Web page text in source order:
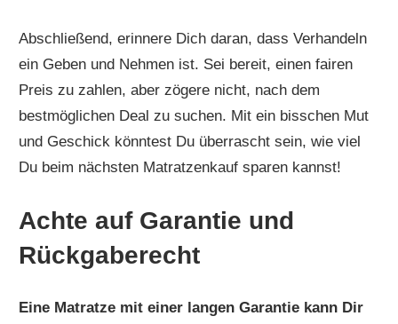
Abschließend, erinnere Dich daran, dass Verhandeln
ein Geben und Nehmen ist. Sei bereit, einen fairen
Preis zu zahlen, aber zögere nicht, nach dem
bestmöglichen Deal zu suchen. Mit ein bisschen Mut
und Geschick könntest Du überrascht sein, wie viel
Du beim nächsten Matratzenkauf sparen kannst!
Achte auf Garantie und
Rückgaberecht
Eine Matratze mit einer langen Garantie kann Dir